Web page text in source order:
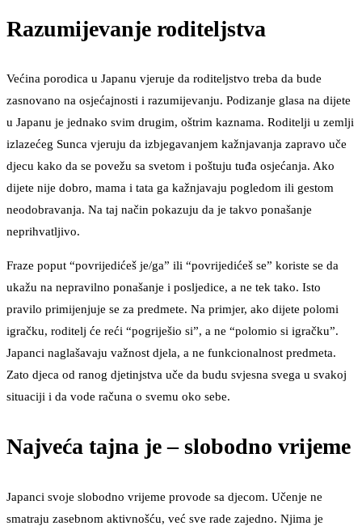
Razumijevanje roditeljstva
Većina porodica u Japanu vjeruje da roditeljstvo treba da bude
zasnovano na osjećajnosti i razumijevanju. Podizanje glasa na dijete
u Japanu je jednako svim drugim, oštrim kaznama. Roditelji u zemlji
izlazećeg Sunca vjeruju da izbjegavanjem kažnjavanja zapravo uče
djecu kako da se povežu sa svetom i poštuju tuđa osjećanja. Ako
dijete nije dobro, mama i tata ga kažnjavaju pogledom ili gestom
neodobravanja. Na taj način pokazuju da je takvo ponašanje
neprihvatljivo.
Fraze poput “povrijedićeš je/ga” ili “povrijedićeš se” koriste se da
ukažu na nepravilno ponašanje i posljedice, a ne tek tako. Isto
pravilo primijenjuje se za predmete. Na primjer, ako dijete polomi
igračku, roditelj će reći “pogriješio si”, a ne “polomio si igračku”.
Japanci naglašavaju važnost djela, a ne funkcionalnost predmeta.
Zato djeca od ranog djetinjstva uče da budu svjesna svega u svakoj
situaciji i da vode računa o svemu oko sebe.
Najveća tajna je – slobodno vrijeme
Japanci svoje slobodno vrijeme provode sa djecom. Učenje ne
smatraju zasebnom aktivnošću, već sve rade zajedno. Njima je